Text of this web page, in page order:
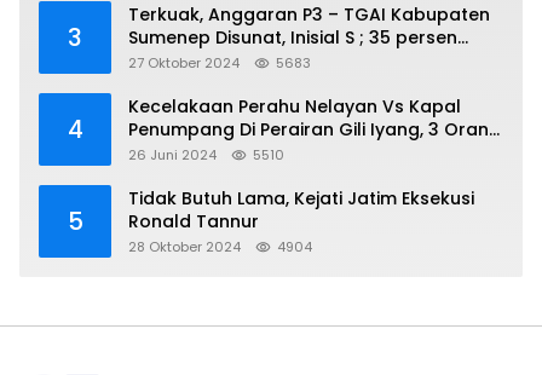
3
Terkuak, Anggaran P3 – TGAI Kabupaten
Sumenep Disunat, Inisial S ; 35 persen
Bagian Oknum DPR- RI
27 Oktober 2024 5683
4
Kecelakaan Perahu Nelayan Vs Kapal
Penumpang Di Perairan Gili Iyang, 3 Orang
Hilang
26 Juni 2024 5510
5
Tidak Butuh Lama, Kejati Jatim Eksekusi
Ronald Tannur
28 Oktober 2024 4904